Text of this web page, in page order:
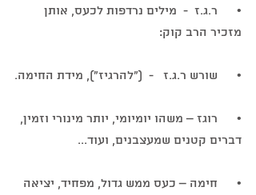
•      ר.ג.ז  -  מילים נרדפות לכעס, אותן
מזכיר הרב קוק:
•      שורש ר.ג.ז   -  ("להרגיז"), מידת החימה.
•      רוגז – משהו יומיומי, יותר מינורי וזמין,
דברים קטנים שמעצבנים, ועוד...
•      חימה – כעס ממש גדול, מפחיד, יציאה